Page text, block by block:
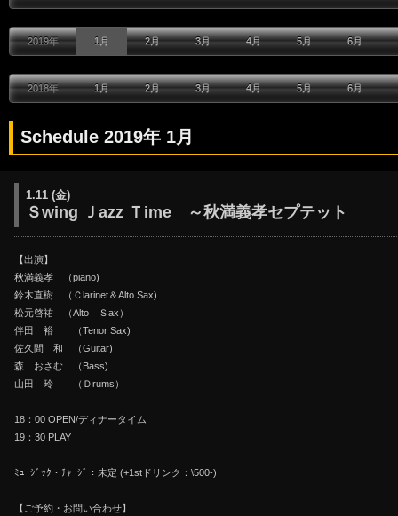
2019年 1月 2月 3月 4月 5月 6月
2018年 1月 2月 3月 4月 5月 6月
Schedule 2019年 1
1.11 (金)
Ｓwing Ｊazz Ｔime ～秋満義孝セプテット
【出演】
秋満義孝 （piano)
鈴木直樹 （Ｃlarinet＆Alto Sax)
松元啓祐 （Alto Ｓax）
伴田 裕 （Tenor Sax)
佐久間 和 （Guitar)
森 おさむ （Bass)
山田 玲 （Ｄrums）
18：00 OPEN/ディナータイム
19：30 PLAY
ﾐｭｰｼﾞｯｸ・ﾁｬｰｼﾞ：未定 (+1stドリンク：\500-)
【ご予約・お問い合わせ】